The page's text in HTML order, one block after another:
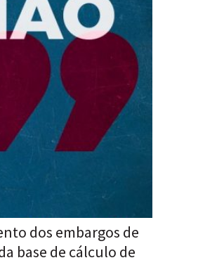
dos embargos de
base de cálculo de